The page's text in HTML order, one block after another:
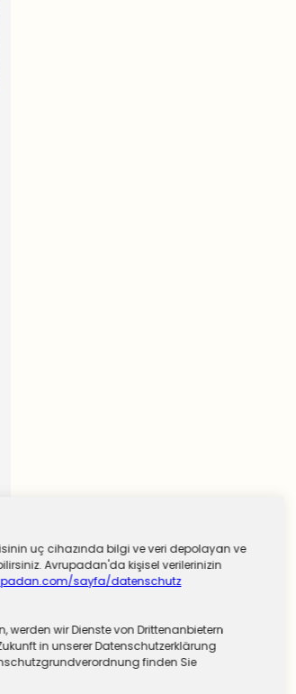
uç cihazında bilgi ve veri depolayan ve
Avrupadan'da kişisel verilerinizin
sayfa/datenschutz
werden wir Dienste von Drittenanbietern
in unserer Datenschutzerklärung
finden Sie